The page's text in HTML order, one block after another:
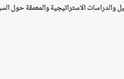
والدراسات الاستراتيجية والمعمقة حول